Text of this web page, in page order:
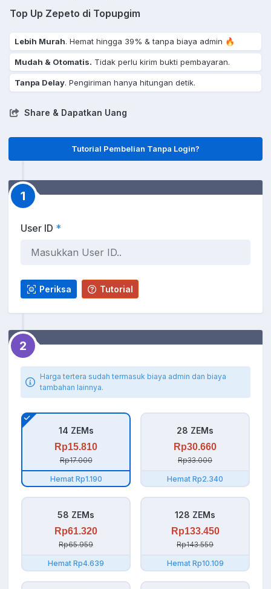
Top Up Zepeto di Topupgim
Lebih Murah. Hemat hingga 39% & tanpa biaya admin 🔥
Mudah & Otomatis. Tidak perlu kirim bukti pembayaran.
Tanpa Delay. Pengiriman hanya hitungan detik.
Share & Dapatkan Uang
Tutorial Pembelian Tanpa Login?
1
User ID *
Periksa Tutorial
2
Harga tertera sudah termasuk biaya admin dan biaya
tambahan lainnya.
14 ZEMs
Rp15.810
Rp17.000
Hemat Rp1.190
28 ZEMs
Rp30.660
Rp33.000
Hemat Rp2.340
58 ZEMs
Rp61.320
Rp65.959
Hemat Rp4.639
128 ZEMs
Rp133.450
Rp143.559
Hemat Rp10.109